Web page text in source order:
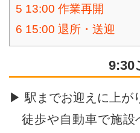
5 13:00 作業再開
6 15:00 退所・送迎
9:30
▶ 駅までお迎えに上が
徒歩や自動車で施設